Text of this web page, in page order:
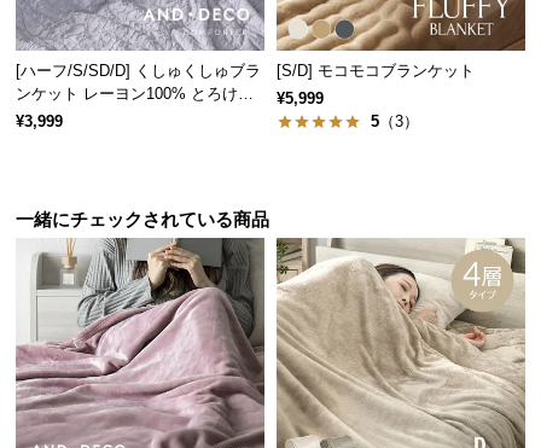
ル
に
つ
い
て
証
に
つ
い
会
員
規
[ハーフ/S/SD/D] くしゅくしゅブラ
ンケット レーヨン100% とろける
肌触り
¥3,999
[S/D] モコモコブランケット
¥5,999
5 （3）
一緒にチェックされている商品